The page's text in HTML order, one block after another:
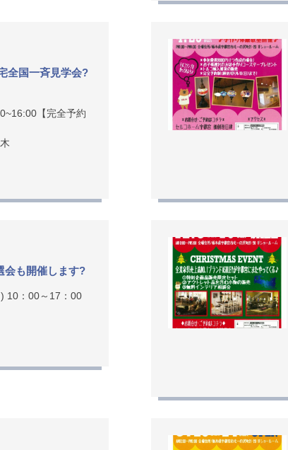
全国一斉見学会?
【完全予約
会も開催します?
10：00～17：00